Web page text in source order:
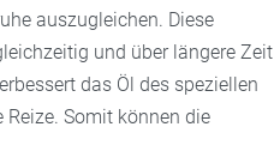
auszugleichen. Diese
und über längere Zeit
das Öl des speziellen
Somit können die